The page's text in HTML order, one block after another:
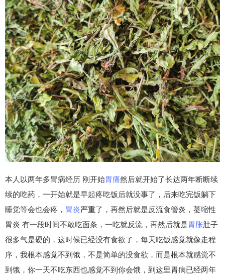
本人以两年多胃病经历 刚开始胃痛然后就开始了长达两年断断续
续的吃药，一开始就是早起疼吃饭后就没事了，后来吃完饭躺下
睡觉等会也会疼， 胃炎严重了，再然后就是反流食管炎，萎缩性
胃炎 有一段时间不敢吃面条，一吃就反流，再然后就是胃胀肚子
很多气是硬的，这时候已经没有食欲了，每天吃饭感觉就像走程
序，我根本感觉不到饿，不是简单的没食欲，而是根本就感觉不
到饿，你一天不吃东西也感觉不到你会饿，到这里胃病已经两年